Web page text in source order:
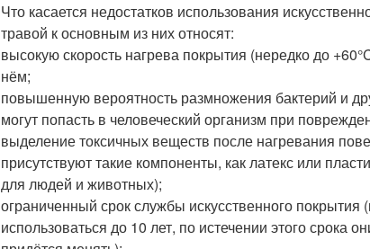
Что касается недостатков использования
травой к основным из них относят:
высокую скорость нагрева покрытия (нередко до
нём;
повышенную вероятность размножения бактерий и
могут попасть в человеческий организм при
выделение токсичных веществ после нагревания
присутствуют такие компоненты, как латекс или
для людей и животных);
ограниченный срок службы искусственного
использоваться до 10 лет, по истечении этого срока